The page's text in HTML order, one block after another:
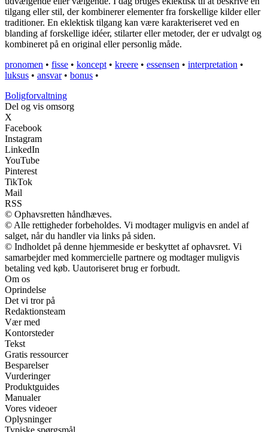
tilgang eller stil, der kombinerer elementer fra forskellige kilder eller
traditioner. En eklektisk tilgang kan være karakteriseret ved en
blanding af forskellige idéer, stilarter eller metoder, der er udvalgt og
kombineret på en original eller personlig måde.
pronomen • fisse • koncept • kreere • essensen • interpretation •
luksus • ansvar• bonus •
Boligforvaltning
Del og vis omsorg
X
Facebook
Instagram
LinkedIn
YouTube
Pinterest
TikTok
Mail
RSS
© Ophavsretten håndhæves.
© Alle rettigheder forbeholdes. Vi modtager muligvis en andel af
salget, når du handler via links på siden.
© Indholdet på denne hjemmeside er beskyttet af ophavsret. Vi
samarbejder med kommercielle partnere og modtager muligvis
betaling ved køb. Uautoriseret brug er forbudt.
Om os
Oprindelse
Det vi tror på
Redaktionsteam
Vær med
Kontorsteder
Tekst
Gratis ressourcer
Besparelser
Vurderinger
Produktguides
Manualer
Vores videoer
Oplysninger